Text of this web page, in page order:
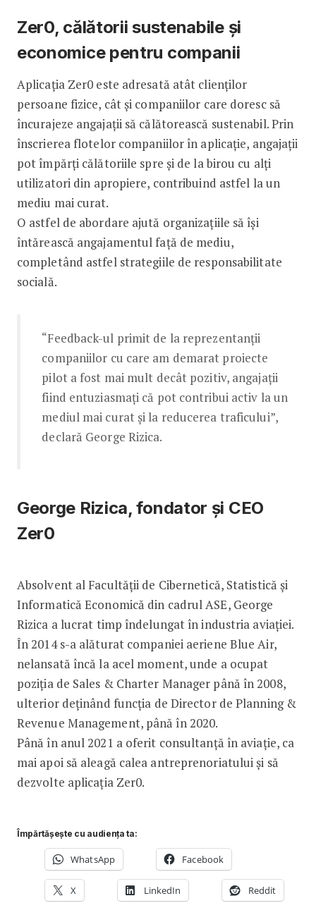
Zer0, călătorii sustenabile și
economice pentru companii
Aplicația Zer0 este adresată atât clienților
persoane fizice, cât și companiilor care doresc să
încurajeze angajații să călătorească sustenabil. Prin
înscrierea flotelor companiilor în aplicație, angajații
pot împărți călătoriile spre și de la birou cu alți
utilizatori din apropiere, contribuind astfel la un
mediu mai curat.
O astfel de abordare ajută organizațiile să își
întărească angajamentul față de mediu,
completând astfel strategiile de responsabilitate
socială.
“Feedback-ul primit de la reprezentanții
companiilor cu care am demarat proiecte
pilot a fost mai mult decât pozitiv, angajații
fiind entuziasmați că pot contribui activ la un
mediul mai curat și la reducerea traficului”,
declară George Rizica.
George Rizica, fondator și CEO
Zer0
Absolvent al Facultății de Cibernetică, Statistică și
Informatică Economică din cadrul ASE, George
Rizica a lucrat timp îndelungat în industria aviației.
În 2014 s-a alăturat companiei aeriene Blue Air,
nelansată încă la acel moment, unde a ocupat
poziția de Sales & Charter Manager până în 2008,
ulterior deținând funcția de Director de Planning &
Revenue Management, până în 2020.
Până în anul 2021 a oferit consultanță în aviație, ca
mai apoi să aleagă calea antreprenoriatului și să
dezvolte aplicația Zer0.
Împărtășește cu audiența ta:
WhatsApp Facebook
X LinkedIn Reddit